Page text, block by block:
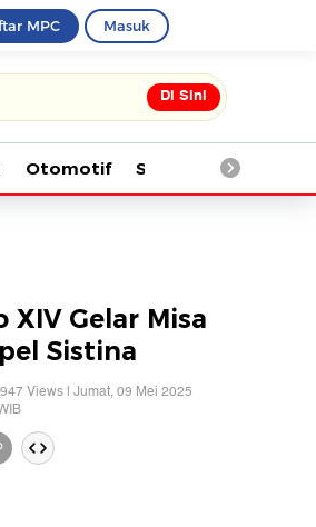
MPC Masuk
Di Sini
Otomotif Saintek
XIV Gelar Misa
Sistina
Views | Jumat, 09 Mei 2025